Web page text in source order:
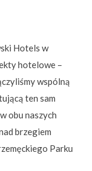
Hotels w
hotelowe –
wspólną
ten sam
obu naszych
brzegiem
Parku